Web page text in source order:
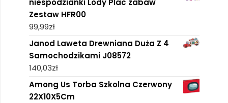
niespodzianki Lody Plac zabaw
Zestaw HFR00
99,99zł
Janod Laweta Drewniana Duża Z 4
Samochodzikami J08572
140,03zł
Among Us Torba Szkolna Czerwony
22X10X5Cm